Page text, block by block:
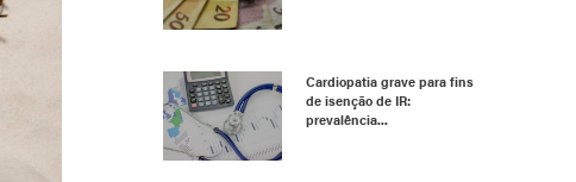
Cardiopatia grave para fins
de isenção de IR:
prevalência...